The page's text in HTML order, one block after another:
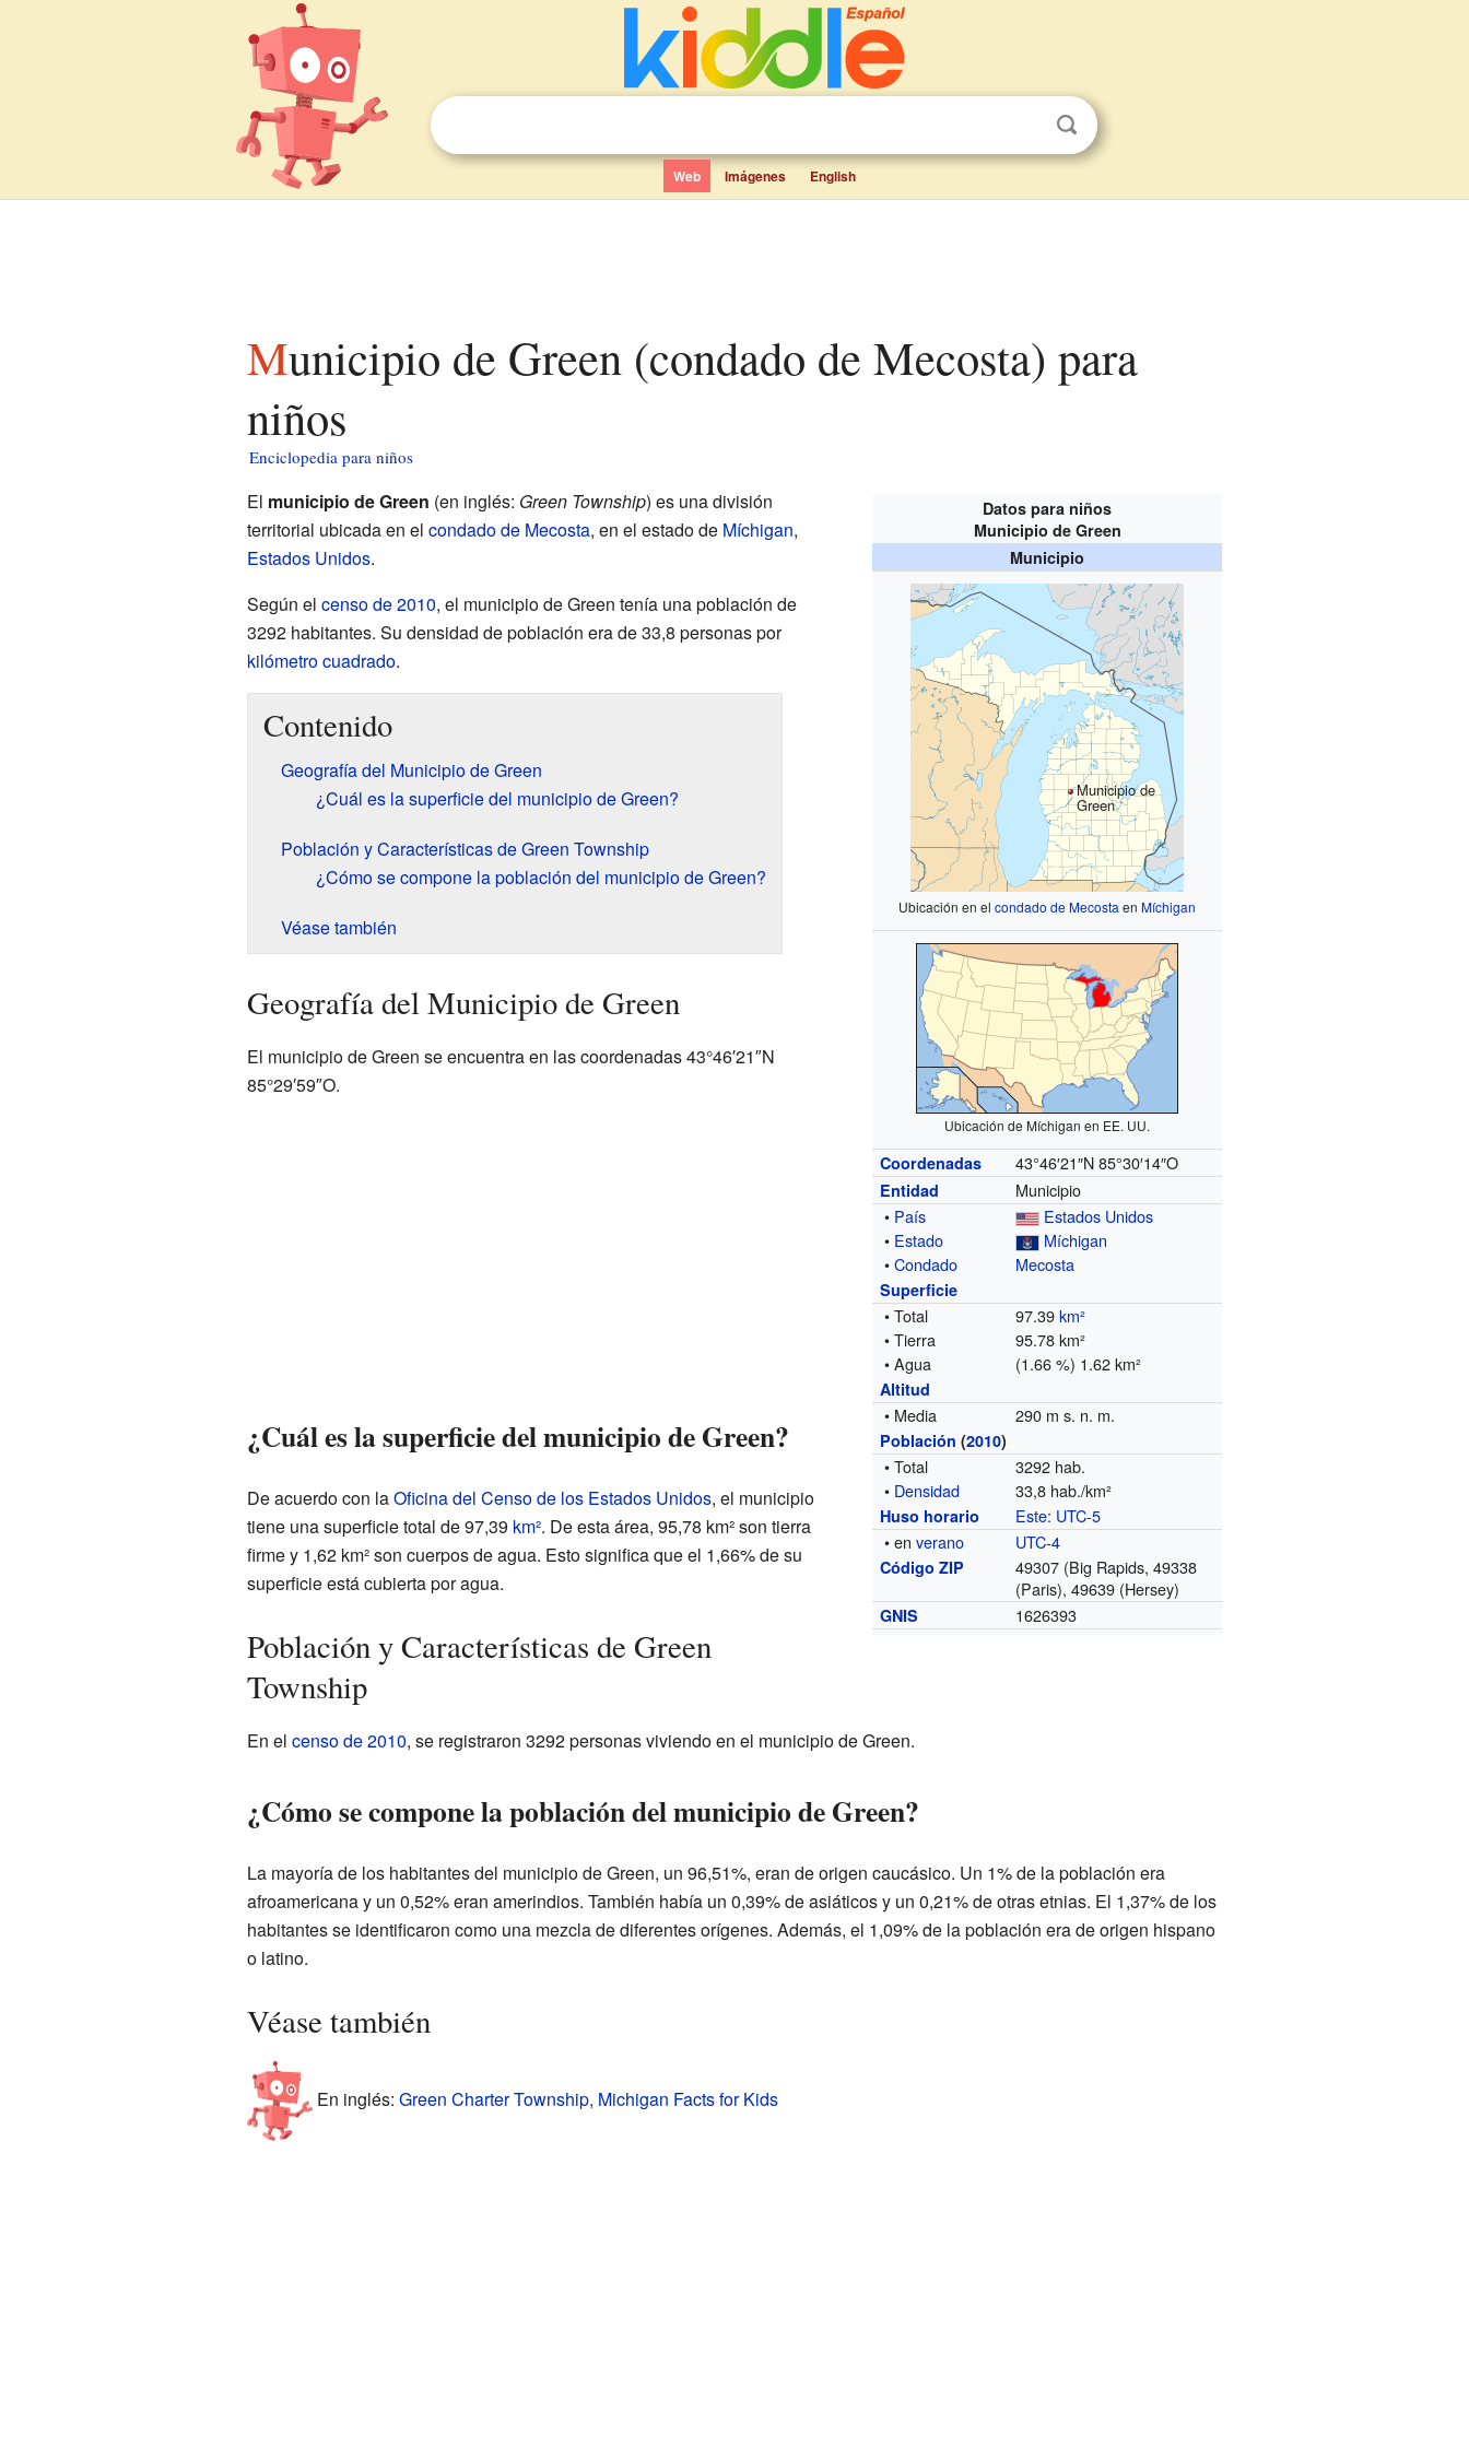
Web Imágenes English
Municipio de Green (condado de Mecosta) para
niños
Enciclopedia para niños
Datos para niños
Municipio de Green
Municipio
Municipio de
Green
Ubicación en elcondado de Mecosta enMíchigan
Ubicación de Míchigan en EE. UU.
Coordenadas 43°46′21″N 85°30′14″O
Entidad
Municipio
• País
Estados Unidos
• Estado
Míchigan
•Condado Mecosta
Superficie
• Total 97.39km²
• Tierra
95.78 km²
• Agua
(1.66 %) 1.62 km²
Altitud
• Media 290 m s. n. m.
Población (2010)
• Total
3292 hab.
• Densidad 33,8 hab./km²
Huso horario Este: UTC-5
• enverano UTC-4
Código ZIP
49307 (Big Rapids, 49338
(Paris), 49639 (Hersey)
GNIS 1626393
El municipio de Green (en inglés: Green Township) es una división
territorial ubicada en el condado de Mecosta, en el estado de Míchigan,
Estados Unidos.
Según el censo de 2010, el municipio de Green tenía una población de
3292 habitantes. Su densidad de población era de 33,8 personas por
kilómetro cuadrado.
Contenido
Geografía del Municipio de Green
¿Cuál es la superficie del municipio de Green?
Población y Características de Green Township
¿Cómo se compone la población del municipio de Green?
Véase también
Geografía del Municipio de Green
El municipio de Green se encuentra en las coordenadas 43°46′21″N
85°29′59″O.
¿Cuál es la superficie del municipio de Green?
De acuerdo con laOficina del Censo de los Estados Unidos, el municipio
tiene una superficie total de 97,39 km². De esta área, 95,78 km² son tierra
firme y 1,62 km² son cuerpos de agua. Esto significa que el 1,66% de su
superficie está cubierta por agua.
Población y Características de Green
Township
En el censo de 2010, se registraron 3292 personas viviendo en el municipio de Green.
¿Cómo se compone la población del municipio de Green?
La mayoría de los habitantes del municipio de Green, un 96,51%, eran de origen caucásico. Un 1% de la población era
afroamericana y un 0,52% eran amerindios. También había un 0,39% de asiáticos y un 0,21% de otras etnias. El 1,37% de los
habitantes se identificaron como una mezcla de diferentes orígenes. Además, el 1,09% de la población era de origen hispano
o latino.
Véase también
En inglés: Green Charter Township, Michigan Facts for Kids